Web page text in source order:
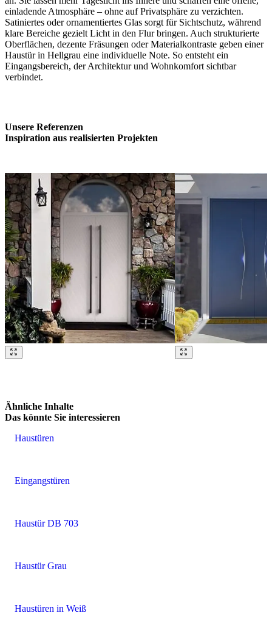
einladende Atmosphäre – ohne auf Privatsphäre zu verzichten.
Satiniertes oder ornamentiertes Glas sorgt für Sichtschutz, während
klare Bereiche gezielt Licht in den Flur bringen. Auch strukturierte
Oberflächen, dezente Fräsungen oder Materialkontraste geben einer
Haustür in Hellgrau eine individuelle Note. So entsteht ein
Eingangsbereich, der Architektur und Wohnkomfort sichtbar
verbindet.
Unsere Referenzen
Inspiration aus realisierten Projekten
Ähnliche Inhalte
Das könnte Sie interessieren
Haustüren
Eingangstüren
Haustür DB 703
Haustür Grau
Haustüren in Weiß